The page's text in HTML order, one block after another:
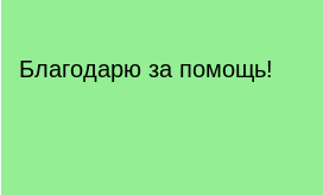
Благодарю за помощь!